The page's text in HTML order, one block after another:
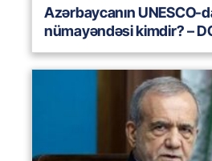
Azərbaycanın UNESCO-
nümayəndəsi kimdir? –